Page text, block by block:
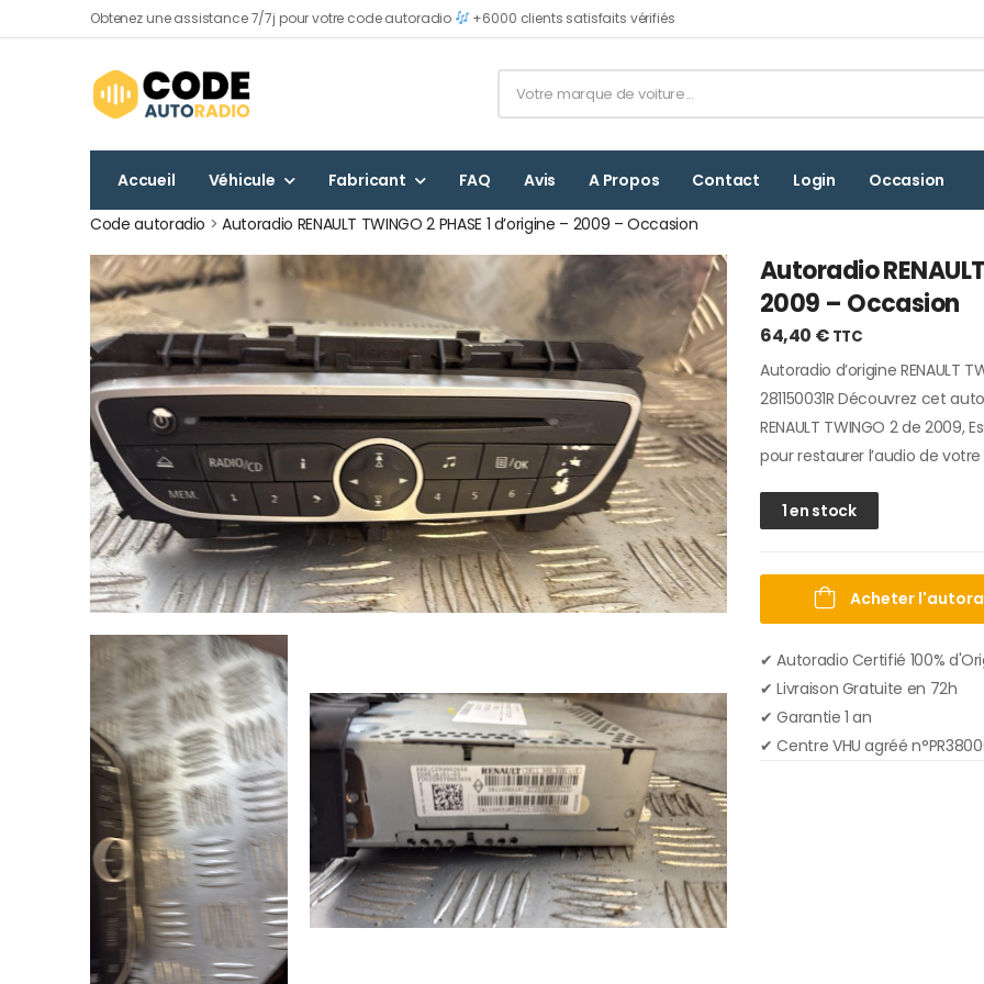
Obtenez une assistance 7/7j pour votre code autoradio +6000 clients satisfaits vérifiés
Accueil Véhicule Fabricant FAQ Avis A Propos Contact Login Occasion
Code autoradio >Autoradio RENAULT TWINGO 2 PHASE 1 d’origine – 2009 – Occasion
Autoradio
2009 – Occasion
64,40 € TTC
Autoradio d’origine RENAULT
281150031R Découvrez cet
RENAULT TWINGO 2 de
pour restaurer l’audio de
1 en stock
Acheter
✔ Autoradio Certifié 100%
✔︎ Livraison Gratuite en 72h
✔︎ Garantie 1 an
✔︎ Centre VHU agréé